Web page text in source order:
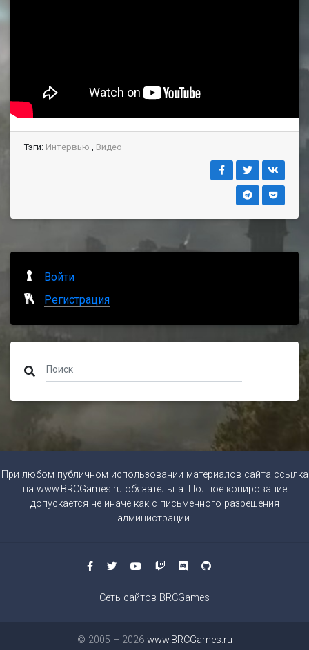
Тэги: Интервью , Видео
Войти
Регистрация
При любом публичном использовании материалов сайта ссылка
на www.BRCGames.ru обязательна. Полное копирование
допускается не иначе как с письменного разрешения
администрации.
Сеть сайтов BRCGames
© 2005 – 2026 www.BRCGames.ru